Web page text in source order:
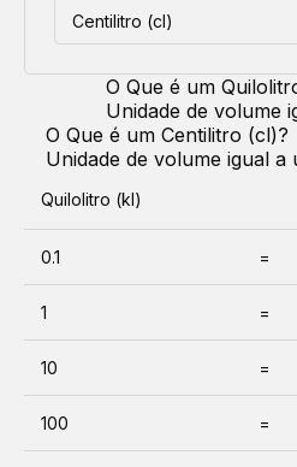
Centilitro (cl)
O Que é um
Unidade de volume
O Que é um Centilitro (cl)?
Unidade de volume igual a
Quilolitro (kl)
0.1 =
1 =
10 =
100 =